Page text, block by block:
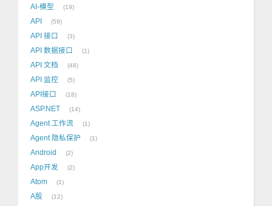
AI-模型 19
API 59
API 接口 3
API 数据接口 1
API 文档 48
API 监控 5
API接口 18
ASP.NET 14
Agent 工作流 1
Agent 隐私保护 1
Android 2
App开发 2
Atom 1
A股 12